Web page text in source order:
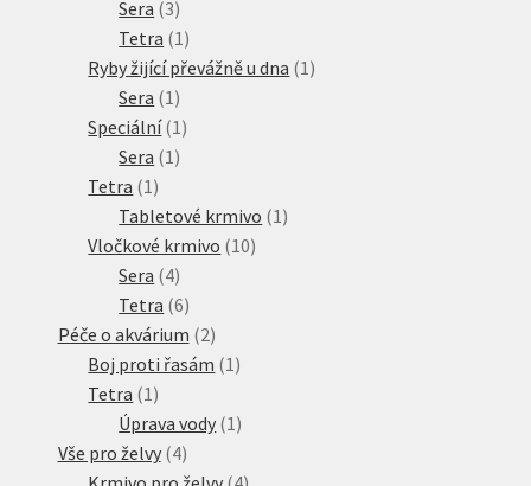
Sera 33
produkty
Tetra 1 1
produkt
Ryby žijící převážně u dna 1 1
Sera 1 1
produkt
Speciální 1 1
Sera 1 1
Tetra 1 1
produkt
Tabletové krmivo 1 1
Vločkové krmivo 1010
Sera 44
produkty
Tetra 66
produktů
Péče o akvárium 22
produkty
Boj proti řasám 1 1
Tetra 1 1
produkt
Úprava vody 1 1
Vše pro želvy 44
produkty
4